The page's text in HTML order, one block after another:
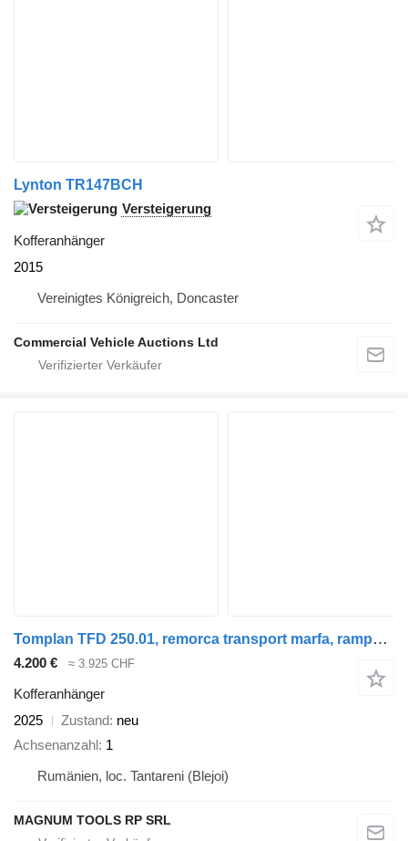
Lynton TR147BCH
Versteigerung
Kofferanhänger
2015
Vereinigtes Königreich, Doncaster
Commercial Vehicle Auctions Ltd
Tomplan TFD 250.01, remorca transport marfa, rampa spate
4.200 € ≈ 3.925 CHF
Kofferanhänger
2025
Zustand neu
Achsenanzahl 1
Rumänien, loc. Tantareni (Blejoi)
MAGNUM TOOLS RP SRL